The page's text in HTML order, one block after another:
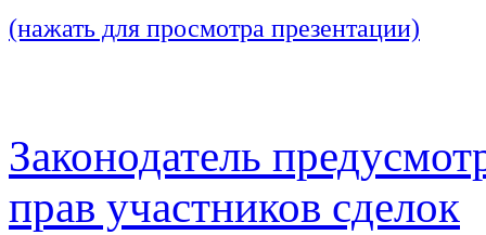
(нажать для просмотра презентации)
Законодатель
прав участников сделок